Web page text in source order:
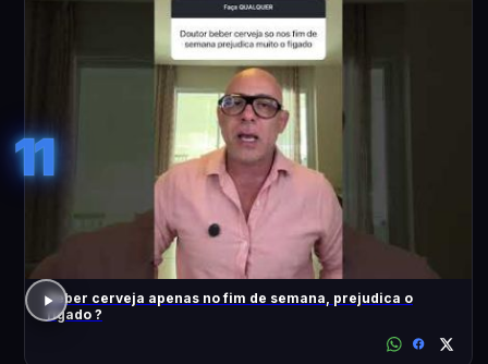
11
Beber cerveja apenas no fim de semana, prejudica o
fígado ?